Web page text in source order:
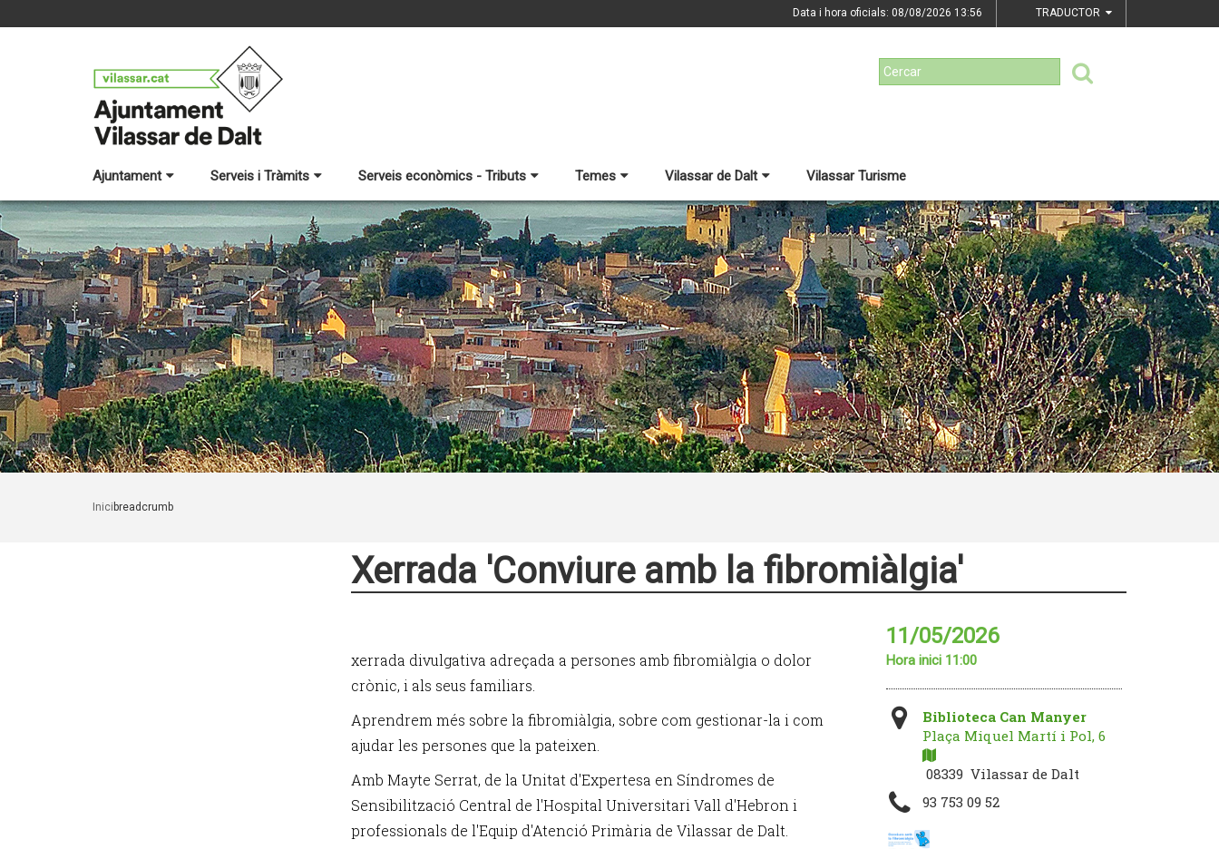
Data i hora oficials: 08/08/2026 13:56 TRADUCTOR
Ajuntament Serveis i Tràmits Serveis econòmics - Tributs Temes Vilassar de Dalt Vilassar Turisme
Inici breadcrumb
Xerrada 'Conviure amb la fibromiàlgia'
xerrada divulgativa adreçada a persones amb fibromiàlgia o dolor
crònic, i als seus familiars.
Aprendrem més sobre la fibromiàlgia, sobre com gestionar-la i com
ajudar les persones que la pateixen.
Amb Mayte Serrat, de la Unitat d'Expertesa en Síndromes de
Sensibilització Central de l'Hospital Universitari Vall d'Hebron i
professionals de l'Equip d'Atenció Primària de Vilassar de Dalt.
11/05/2026
Hora inici 11:00
Biblioteca Can Manyer
Plaça Miquel Martí i Pol, 6
08339 Vilassar de Dalt
93 753 09 52